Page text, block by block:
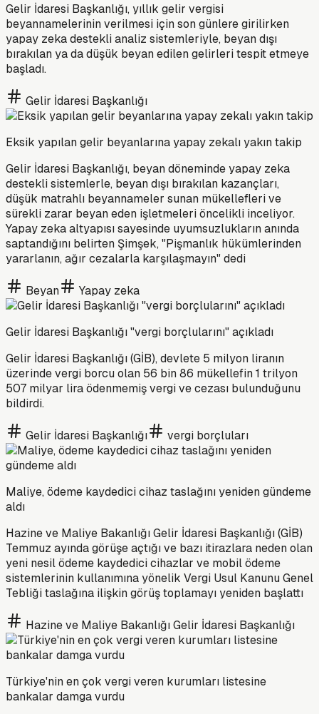
Gelir İdaresi Başkanlığı, yıllık gelir vergisi
beyannamelerinin verilmesi için son günlere girilirken
yapay zeka destekli analiz sistemleriyle, beyan dışı
bırakılan ya da düşük beyan edilen gelirleri tespit etmeye
başladı.
Gelir İdaresi Başkanlığı
Eksik yapılan gelir beyanlarına yapay zekalı yakın takip
Gelir İdaresi Başkanlığı, beyan döneminde yapay zeka
destekli sistemlerle, beyan dışı bırakılan kazançları,
düşük matrahlı beyannameler sunan mükellefleri ve
sürekli zarar beyan eden işletmeleri öncelikli inceliyor.
Yapay zeka altyapısı sayesinde uyumsuzlukların anında
saptandığını belirten Şimşek, "Pişmanlık hükümlerinden
yararlanın, ağır cezalarla karşılaşmayın" dedi
Beyan Yapay zeka
Gelir İdaresi Başkanlığı "vergi borçlularını" açıkladı
Gelir İdaresi Başkanlığı (GİB), devlete 5 milyon liranın
üzerinde vergi borcu olan 56 bin 86 mükellefin 1 trilyon
507 milyar lira ödenmemiş vergi ve cezası bulunduğunu
bildirdi.
Gelir İdaresi Başkanlığı vergi borçluları
Maliye, ödeme kaydedici cihaz taslağını yeniden gündeme
aldı
Hazine ve Maliye Bakanlığı Gelir İdaresi Başkanlığı (GİB)
Temmuz ayında görüşe açtığı ve bazı itirazlara neden olan
yeni nesil ödeme kaydedici cihazlar ve mobil ödeme
sistemlerinin kullanımına yönelik Vergi Usul Kanunu Genel
Tebliği taslağına ilişkin görüş toplamayı yeniden başlattı
Hazine ve Maliye Bakanlığı Gelir İdaresi Başkanlığı
Türkiye'nin en çok vergi veren kurumları listesine
bankalar damga vurdu